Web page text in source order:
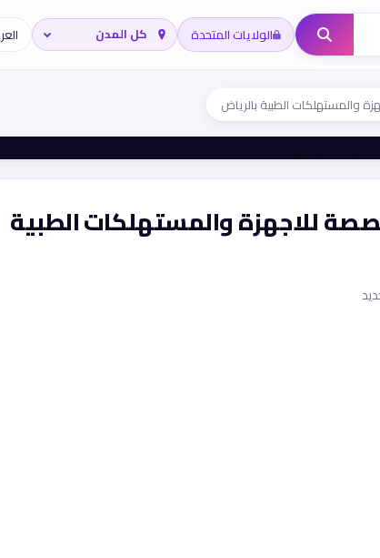
الولايات المتحدة
والمستهلكات الطبية بالرياض
للاجهزة والمستهلكات الطبية